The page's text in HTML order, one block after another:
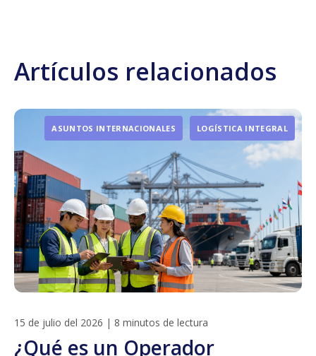
Artículos relacionados
ASUNTOS INTERNACIONALES LOGÍSTICA INTEGRAL
15 de julio del 2026 | 8 minutos de lectura
¿Qué es un Operador